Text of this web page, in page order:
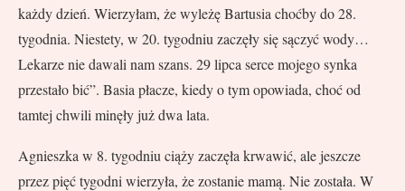
każdy dzień. Wierzyłam, że wyleżę Bartusia choćby do 28.
tygodnia. Niestety, w 20. tygodniu zaczęły się sączyć wody…
Lekarze nie dawali nam szans. 29 lipca serce mojego synka
przestało bić”. Basia płacze, kiedy o tym opowiada, choć od
tamtej chwili minęły już dwa lata.
Agnieszka w 8. tygodniu ciąży zaczęła krwawić, ale jeszcze
przez pięć tygodni wierzyła, że zostanie mamą. Nie została. W